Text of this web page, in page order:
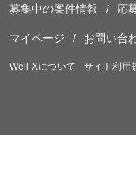
募集中の案件情報 応
マイページ お問い合
Well-Xについて サイト利用